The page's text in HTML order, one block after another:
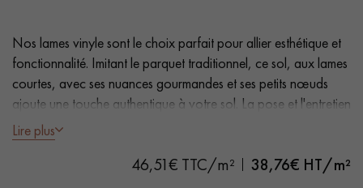
Nos conseillers sont disponibles au
0805 82 82 82
VOUS AVEZ UN PROJET ?
Nos lames vinyle sont le choix parfait pour allier esthétique et
fonctionnalité. Imitant le parquet traditionnel, ce sol, aux lames
courtes, avec ses nuances gourmandes et ses petits nœuds
ajoute une touche authentique à votre sol. La pose et l'entretien
faciles en font une solution pratique.
- Lames Largeur 23,2 cm
Lire plus
46,51€ TTC/m² 38,76€ HT/m²